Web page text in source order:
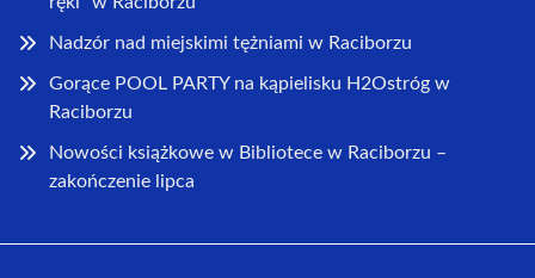
Nadzór nad miejskimi tężniami w Raciborzu
Gorące POOL PARTY na kąpielisku H2Ostróg w
Raciborzu
Nowości książkowe w Bibliotece w Raciborzu –
zakończenie lipca